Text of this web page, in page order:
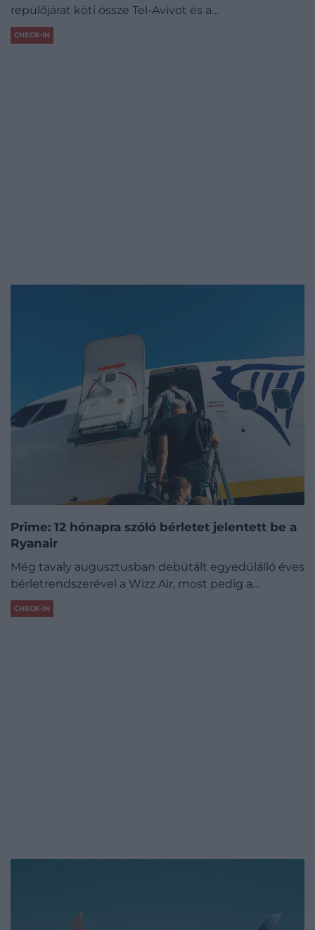
repülőjárat köti össze Tel-Avivot és a…
CHECK-IN
Prime: 12 hónapra szóló bérletet jelentett be a
Ryanair
Még tavaly augusztusban debütált egyedülálló éves
bérletrendszerével a Wizz Air, most pedig a…
CHECK-IN